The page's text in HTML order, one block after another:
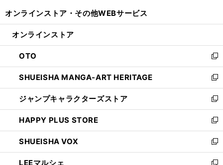
開
ン
ウ
で
開
く
ウ
ン
ド
ウ
で
開
く
オンラインストア・ その他WEBサービス
オンラインストア
OTO
新
し
い
ウ
ィ
ン
ド
ウ
で
開
く
SHUEISHA MANGA-ART HERITAGE
新
し
い
ウ
ィ
ン
ド
ウ
で
ジャンプキャラクターズストア
新
し
い
ウ
ィ
ン
ド
HAPPY PLUS STORE
新
し
い
ウ
SHUEISHA VOX
新
し
LEEマルシェ